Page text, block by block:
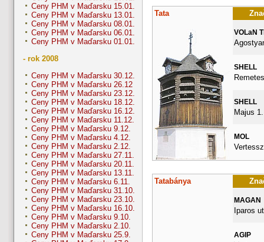
Ceny PHM v Maďarsku 15.01.
Ceny PHM v Maďarsku 13.01.
Ceny PHM v Maďarsku 08.01.
Ceny PHM v Maďarsku 06.01.
Ceny PHM v Maďarsku 01.01.
- rok 2008
Ceny PHM v Maďarsku 30.12.
Ceny PHM v Maďarsku 26.12
Ceny PHM v Maďarsku 23.12.
Ceny PHM v Maďarsku 18.12.
Ceny PHM v Maďarsku 16.12.
Ceny PHM v Maďarsku 11.12.
Ceny PHM v Maďarsku 9.12.
Ceny PHM v Maďarsku 4.12.
Ceny PHM v Maďarsku 2.12.
Ceny PHM v Maďarsku 27.11.
Ceny PHM v Maďarsku 20.11.
Ceny PHM v Maďarsku 13.11.
Ceny PHM v Maďarsku 6.11.
Ceny PHM v Maďarsku 31.10.
Ceny PHM v Maďarsku 23.10.
Ceny PHM v Maďarsku 16.10.
Ceny PHM v Maďarsku 9.10.
Ceny PHM v Maďarsku 2.10.
Ceny PHM v Maďarsku 25.9.
Tata
VOLaN
SHELL
SHELL
Majus
MOL
Tatabánya
MAGAN
Iparos
AGIP